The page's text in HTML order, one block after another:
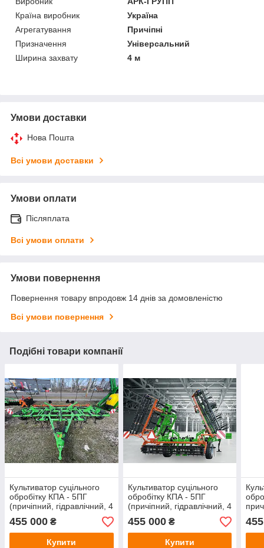
Країна виробник
Україна
Агрегатування
Причіпні
Призначення
Універсальний
Ширина захвату
4 м
Умови доставки
Нова Пошта
Всі умови доставки
Умови оплати
Післяплата
Всі умови оплати
Умови повернення
Повернення товару впродовж 14 днів за домовленістю
Всі умови повернення
Подібні товари компанії
Культиватор суцільного
обробітку КПА - 5ПГ
(причіпний, гідравлічний, 4
ряди, стійка Bellota)
455 000 ₴
Купити
Культиватор суцільного
обробітку КПА - 5ПГ
(причіпний, гідравлічний, 4
ряди, стійка Bellota)
455 000₴
Купити